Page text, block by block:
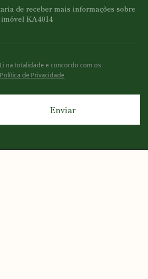
Li na totalidade e concordo com os
Política de Privacidade
Enviar